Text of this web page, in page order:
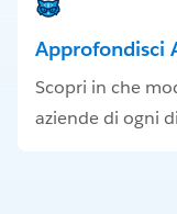
Approfondisci
Scopri in che
aziende di ogni